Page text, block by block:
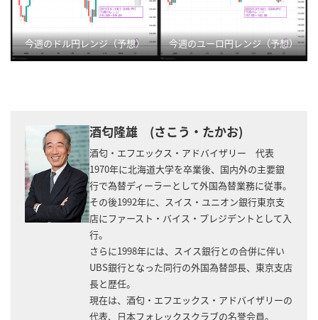
今週のドル円レンジ（予想） 今週のユーロ円レンジ（予想）
酒匂隆雄 (さこう・たかお)
酒匂・エフエックス・アドバイザリー 代表
1970年に北海道大学を卒業後、国内外の主要銀
行で為替ディーラーとして外国為替業務に従事。
その後1992年に、スイス・ユニオン銀行東京支
店にファースト・バイス・プレジデントとして入
行。
さらに1998年には、スイス銀行との合併に伴い
UBS銀行となった同行の外国為替部長、東京支店
長と歴任。
現在は、酒匂・エフエックス・アドバイザリーの
代表、日本フォレックスクラブの名誉会員。